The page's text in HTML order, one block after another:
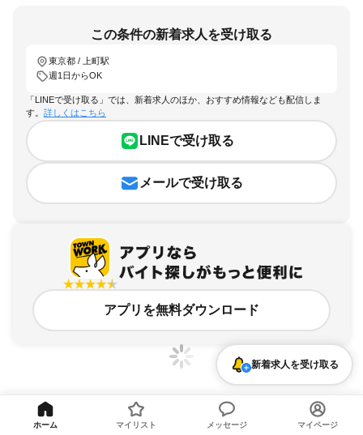
この条件の新着求人を受け取る
東京都 / 上町駅
週1日からOK
「LINEで受け取る」では、新着求人のほか、おすすめ情報なども配信しま
す。 詳しくはこちら
LINEで受け取る
メールで受け取る
アプリを無料ダウンロード
東京都、上町駅、週1日からOKのアルバイト・バイト求人情報
新着求人を受け取る
ホーム マイリスト メッセージ マイページ